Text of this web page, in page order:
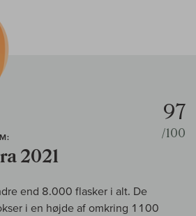
2021
97
/100
end 8.000 flasker i alt. De
i en højde af omkring 1100